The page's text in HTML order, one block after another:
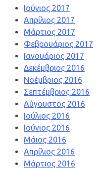
Ιούνιος 2017
Απρίλιος 2017
Μάρτιος 2017
Φεβρουάριος 2017
Ιανουάριος 2017
Δεκέμβριος 2016
Νοέμβριος 2016
Σεπτέμβριος 2016
Αύγουστος 2016
Ιούλιος 2016
Ιούνιος 2016
Μάιος 2016
Απρίλιος 2016
Μάρτιος 2016